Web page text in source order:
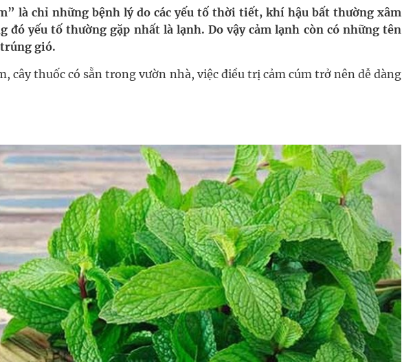
quá âm thầm
ra tại Lễ hội sầu riêng 2026
vụ trong lĩnh vực cấp cứu, điều trị đột quỵ
Khương trở lại khai thác vào ngày 19/8
Chống Đông Máu Của Các Loài Nhân Sâm (Panax Spp.): Tổng
Phân Tử
ngoại viện toàn quốc
là chỉ những bệnh lý do các yếu tố thời tiết, khí hậu bất thường xâm
đó yếu tố thường gặp nhất là lạnh. Do vậy cảm lạnh còn có những tên
gió.
cây thuốc có sẵn trong vườn nhà, việc điều trị cảm cúm trở nên dễ dàng